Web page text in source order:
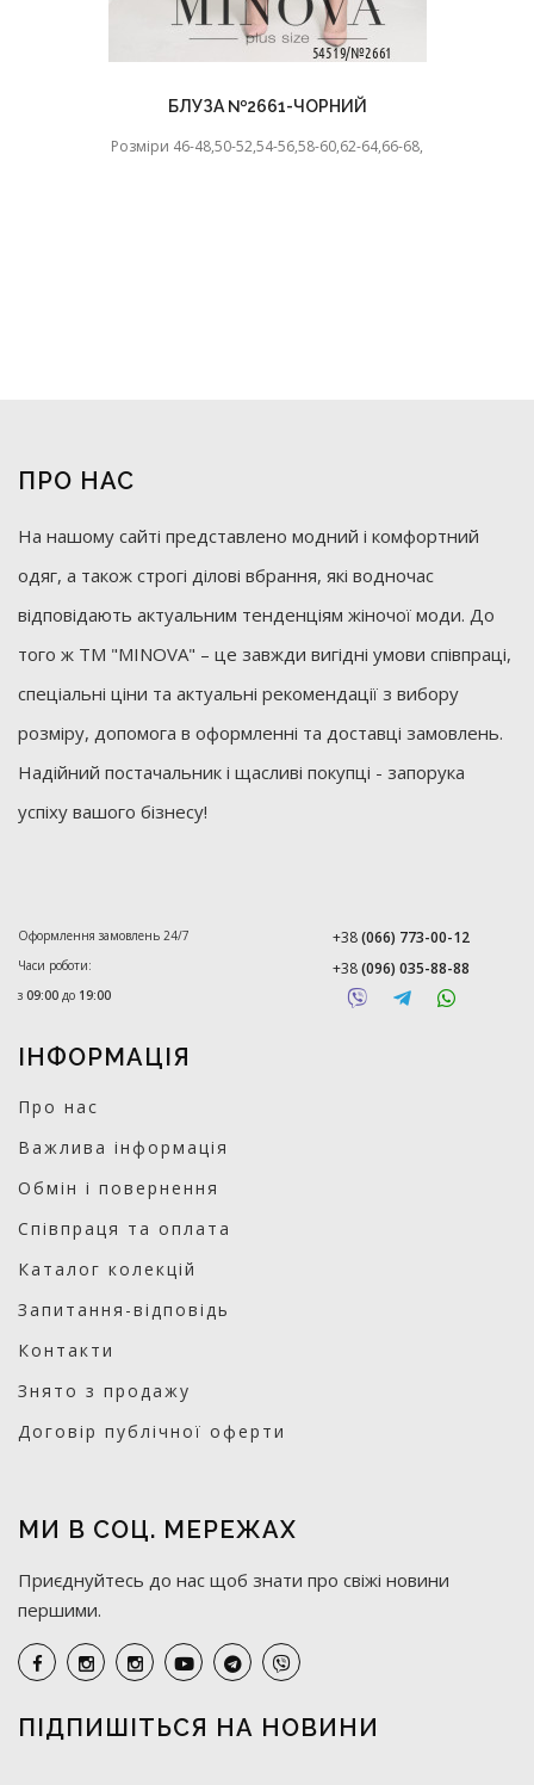
БЛУЗА №2661-ЧОРНИЙ
Розміри 46-48,50-52,54-56,58-60,62-64,66-68,
ПРО НАС
На нашому сайті представлено модний і комфортний
одяг, а також строгі ділові вбрання, які водночас
відповідають актуальним тенденціям жіночої моди. До
того ж ТМ "MINOVA" – це завжди вигідні умови співпраці,
спеціальні ціни та актуальні рекомендації з вибору
розміру, допомога в оформленні та доставці замовлень.
Надійний постачальник і щасливі покупці - запорука
успіху вашого бізнесу!
Оформлення замовлень 24/7
Часи роботи:
з 09:00 до 19:00
+38(066) 773-00-12
+38(096) 035-88-88
ІНФОРМАЦІЯ
Про нас
Важлива інформація
Обмін і повернення
Співпраця та оплата
Каталог колекцій
Запитання-відповідь
Контакти
Знято з продажу
Договір публічної оферти
МИ В СОЦ. МЕРЕЖАХ
Приєднуйтесь до нас щоб знати про свіжі новини
першими.
ПІДПИШІТЬСЯ НА НОВИНИ